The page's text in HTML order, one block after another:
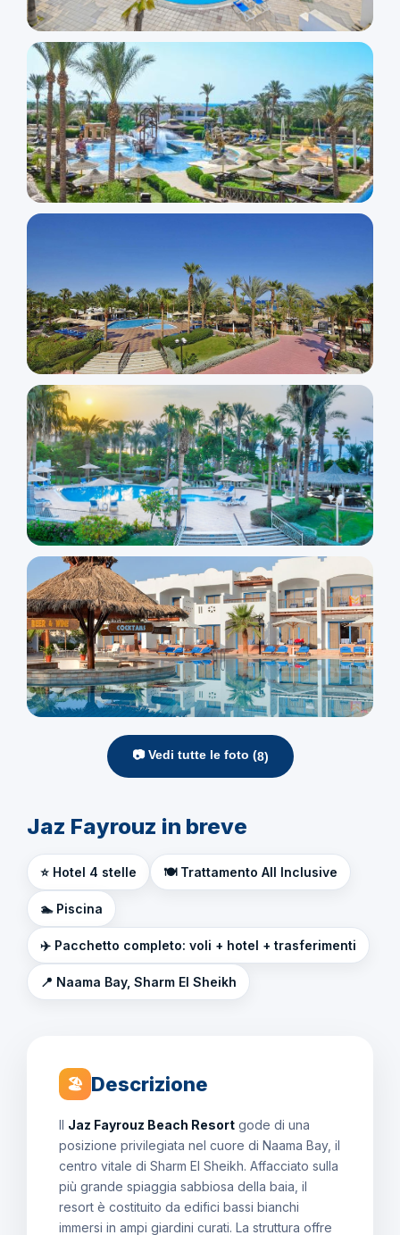
📷 Vedi tutte le foto (8)
Jaz Fayrouz in breve
⭐ Hotel 4 stelle 🍽️ Trattamento All Inclusive
🏊 Piscina
✈️ Pacchetto completo: voli + hotel + trasferimenti
📍 Naama Bay, Sharm El Sheikh
🏖 Descrizione
Il Jaz Fayrouz Beach Resort gode di una
posizione privilegiata nel cuore di Naama Bay, il
centro vitale di Sharm El Sheikh. Affacciato sulla
più grande spiaggia sabbiosa della baia, il
resort è costituito da edifici bassi bianchi
immersi in ampi giardini curati. La struttura offre